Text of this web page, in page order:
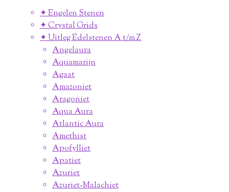
✦ Engelen Stenen
✦ Crystal Grids
✦ Uitleg Edelstenen A t/m Z
Angelaura
Aquamarijn
Agaat
Amazoniet
Aragoniet
Aqua Aura
Atlantic Aura
Amethist
Apofylliet
Apatiet
Azuriet
Azuriet-Malachiet